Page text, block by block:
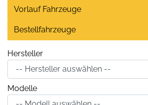
Vorlauf Fahrzeuge
Bestellfahrzeuge
Hersteller
Modelle